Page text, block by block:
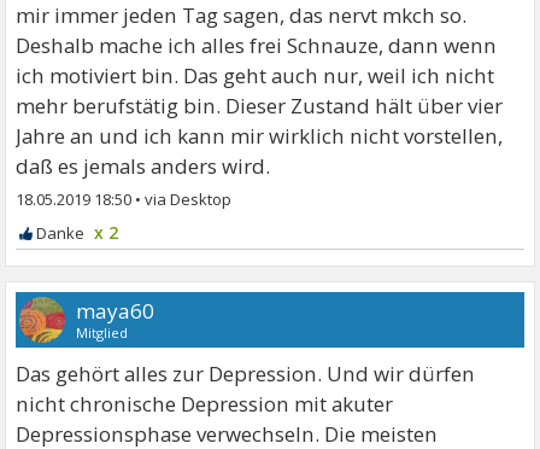
mir immer jeden Tag sagen, das nervt mkch so.
Deshalb mache ich alles frei Schnauze, dann wenn
ich motiviert bin. Das geht auch nur, weil ich nicht
mehr berufstätig bin. Dieser Zustand hält über vier
Jahre an und ich kann mir wirklich nicht vorstellen,
daß es jemals anders wird.
18.05.2019 18:50 •
x 2
maya60
Mitglied
Das gehört alles zur Depression. Und wir dürfen
nicht chronische Depression mit akuter
Depressionsphase verwechseln. Die meisten